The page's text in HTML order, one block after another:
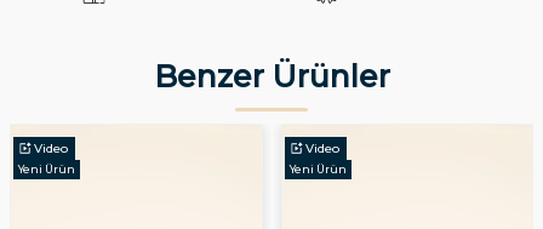
Benzer Ürünler
Video
Yeni Ürün
Video
Yeni Ürün